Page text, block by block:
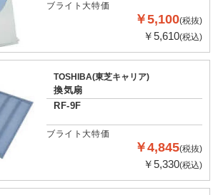
ブライト大特価
￥5,100(税抜)
￥5,610(税込)
TOSHIBA(東芝キャリア)
換気扇
RF-9F
ブライト大特価
￥4,845(税抜)
￥5,330(税込)